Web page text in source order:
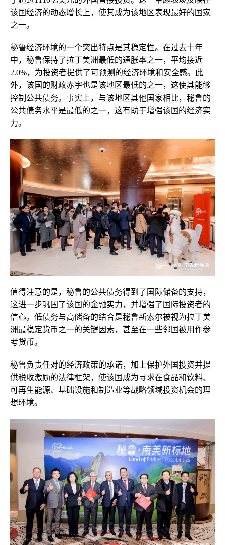
该国经济的动态增长上，使其成为该地区表现最好的国家
之一。
秘鲁经济环境的一个突出特点是其稳定性。在过去十年
中，秘鲁保持了拉丁美洲最低的通胀率之一，平均接近
2.0%，为投资者提供了可预测的经济环境和安全感。此
外，该国的财政赤字也是该地区最低的之一，这使其能够
控制公共债务。事实上，与该地区其他国家相比，秘鲁的
公共债务水平是最低的之一，这有助于增强该国的经济实
力。
值得注意的是，秘鲁的公共债务得到了国际储备的支持，
这进一步巩固了该国的金融实力，并增强了国际投资者的
信心。低债务与高储备的结合是秘鲁新索尔被视为拉丁美
洲最稳定货币之一的关键因素，甚至在一些邻国被用作参
考货币。
秘鲁负责任对的经济政策的承诺，加上保护外国投资并提
供税收激励的法律框架，使该国成为寻求在食品和饮料、
可再生能源、基础设施和制造业等战略领域投资机会的理
想环境。